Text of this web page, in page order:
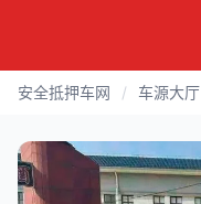
安全抵押车网 / 车源大厅